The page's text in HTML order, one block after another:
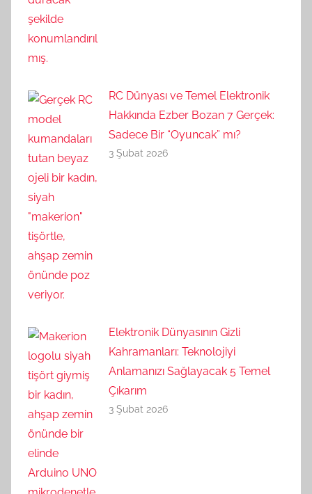
RC Dünyası ve Temel Elektronik
Hakkında Ezber Bozan 7 Gerçek:
Sadece Bir “Oyuncak” mı?
3 Şubat 2026
Elektronik Dünyasının Gizli
Kahramanları: Teknolojiyi
Anlamanızı Sağlayacak 5 Temel
Çıkarım
3 Şubat 2026